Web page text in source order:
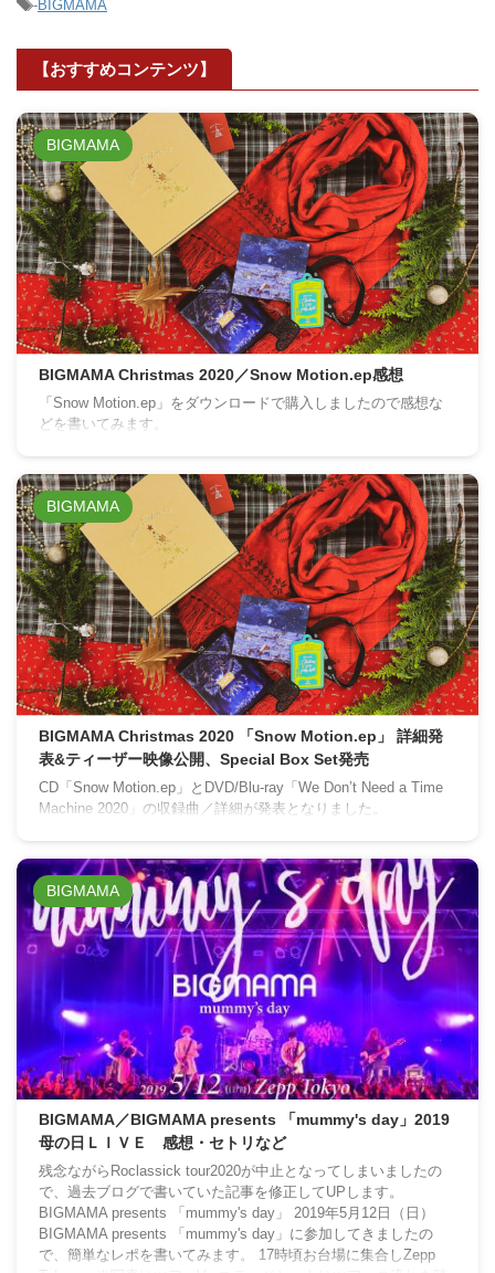
-BIGMAMA
【おすすめコンテンツ】
BIGMAMA
BIGMAMA Christmas 2020／Snow Motion.ep感想
「Snow Motion.ep」をダウンロードで購入しましたので感想な
どを書いてみます。
BIGMAMA
BIGMAMA Christmas 2020 「Snow Motion.ep」 詳細発
表&ティーザー映像公開、Special Box Set発売
CD「Snow Motion.ep」とDVD/Blu-ray「We Don’t Need a Time
Machine 2020」の収録曲／詳細が発表となりました。
BIGMAMA
BIGMAMA／BIGMAMA presents 「mummy's day」2019
母の日ＬＩＶＥ 感想・セトリなど
残念ながらRoclassick tour2020が中止となってしまいましたの
で、過去ブログで書いていた記事を修正してUPします。
BIGMAMA presents 「mummy's day」 2019年5月12日（日）
BIGMAMA presents 「mummy's day」に参加してきましたの
で、簡単なレポを書いてみます。 17時頃お台場に集合しZepp